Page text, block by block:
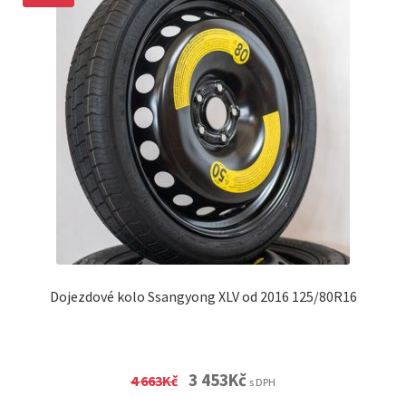
Dojezdové kolo Ssangyong XLV od 2016 125/80R16
4 663Kč Original
3 453KčCurrent
s DPH